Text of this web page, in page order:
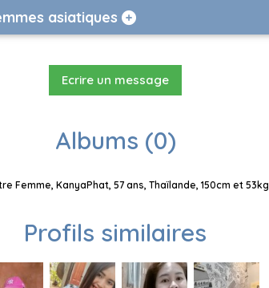
asiatiques
Ecrire un message
Albums (0)
Femme, KanyaPhat, 57 ans, Thaïlande, 150cm et 53kg
Profils similaires